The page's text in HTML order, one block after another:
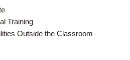
Training
Outside the Classroom